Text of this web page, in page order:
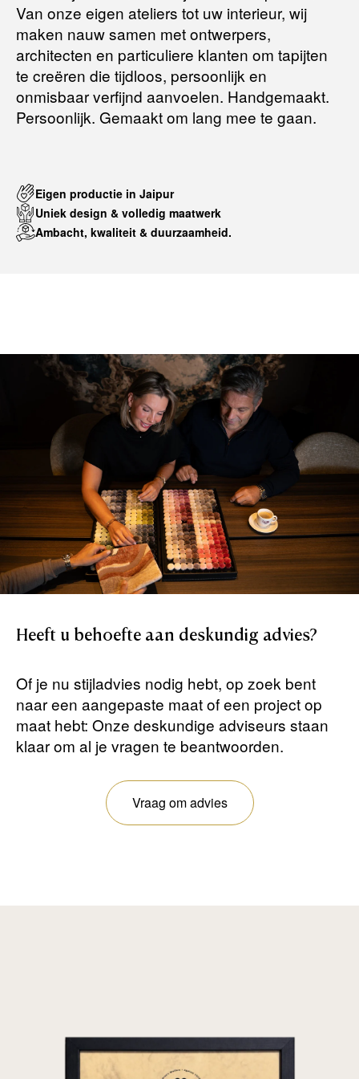
Terugbetalingsbeleid
Van onze eigen ateliers tot uw interieur, wij
maken nauw samen met ontwerpers,
architecten en particuliere klanten om tapijten
te creëren die tijdloos, persoonlijk en
onmisbaar verfijnd aanvoelen. Handgemaakt.
Persoonlijk. Gemaakt om lang mee te gaan.
Eigen productie in Jaipur
Uniek design & volledig maatwerk
Ambacht, kwaliteit & duurzaamheid.
Heeft u behoefte aan deskundig advies?
Of je nu stijladvies nodig hebt, op zoek bent
naar een aangepaste maat of een project op
maat hebt: Onze deskundige adviseurs staan ​​
klaar om al je vragen te beantwoorden.
Vraag om advies